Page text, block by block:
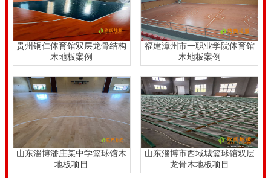
一定空隙符合规定；上海体育馆专用运动木地板价格。
上海体育馆专用运动木地板价格，篮球场地木地板铺设
计划方案的制定规定，便是科学研究和准确。要把篮球
场地木地板铺设和全部篮球场地馆工程建筑相融洽。所
以说篮球场地木地板铺设计划方案一旦明确，就无法随
便变更。假如篮球场地木地板铺设工程项目，发生因篮
球场木地板变更设计方案和变更工程施工方案阶情况，
不仅会造成财产损失，也会危害篮球场地木地板铺设施
工期。
贵州铜仁体育馆双层龙骨结构
木地板案例
福建漳州市一职业学院体育馆
木地板案例
山东淄博潘庄某中学篮球馆木
地板项目
山东淄博市西域城篮球馆双层
龙骨木地板项目